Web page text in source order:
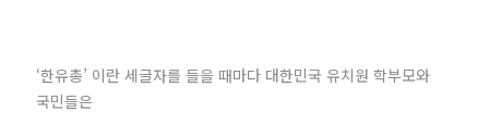
‘한유총’ 이란 세글자를 들을 때마다 대한민국 유치원 학부모와
국민들은